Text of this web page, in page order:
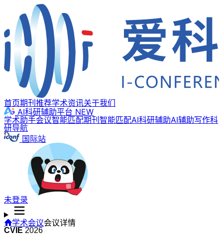
首页期刊推荐学术资讯关于我们
AI科研辅助平台 NEW
学术助手会议智能匹配期刊智能匹配AI科研辅助AI辅助写作科
研导航
国际站
未登录
学术会议会议详情
CVIE 2026